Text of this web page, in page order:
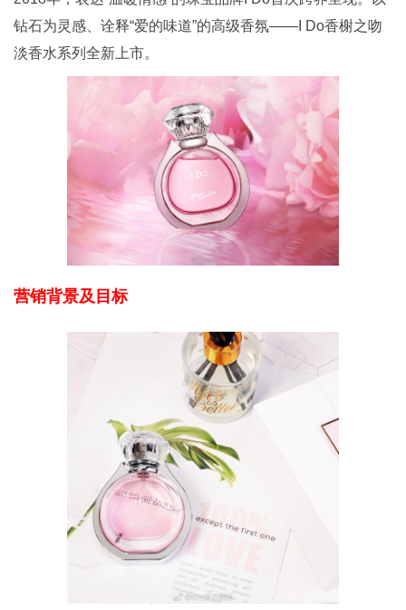
钻石为灵感、诠释“爱的味道”的高级香氛——I Do香榭之吻
淡香水系列全新上市。
营销背景及目标